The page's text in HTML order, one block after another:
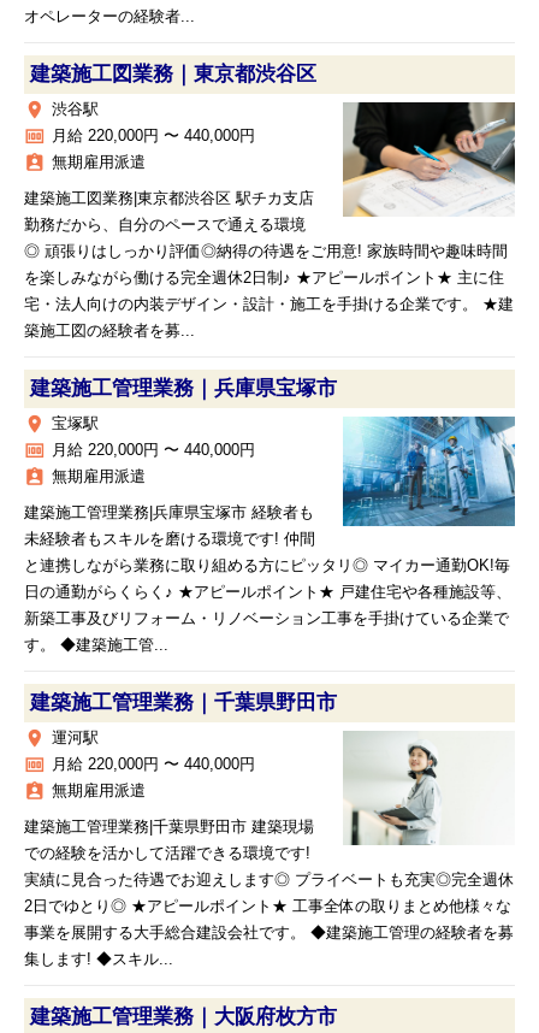
オペレーターの経験者...
建築施工図業務｜東京都渋谷区
place 渋谷駅
money 月給 220,000円 〜 440,000円
assignment_ind 無期雇用派遣
建築施工図業務|東京都渋谷区 駅チカ支店
勤務だから、自分のペースで通える環境
◎ 頑張りはしっかり評価◎納得の待遇をご用意! 家族時間や趣味時間
を楽しみながら働ける完全週休2日制♪ ★アピールポイント★ 主に住
宅・法人向けの内装デザイン・設計・施工を手掛ける企業です。 ★建
築施工図の経験者を募...
建築施工管理業務｜兵庫県宝塚市
place 宝塚駅
money 月給 220,000円 〜 440,000円
assignment_ind 無期雇用派遣
建築施工管理業務|兵庫県宝塚市 経験者も
未経験者もスキルを磨ける環境です! 仲間
と連携しながら業務に取り組める方にピッタリ◎ マイカー通勤OK!毎
日の通勤がらくらく♪ ★アピールポイント★ 戸建住宅や各種施設等、
新築工事及びリフォーム・リノベーション工事を手掛けている企業で
す。 ◆建築施工管...
建築施工管理業務｜千葉県野田市
place 運河駅
money 月給 220,000円 〜 440,000円
assignment_ind 無期雇用派遣
建築施工管理業務|千葉県野田市 建築現場
での経験を活かして活躍できる環境です!
実績に見合った待遇でお迎えします◎ プライベートも充実◎完全週休
2日でゆとり◎ ★アピールポイント★ 工事全体の取りまとめ他様々な
事業を展開する大手総合建設会社です。 ◆建築施工管理の経験者を募
集します! ◆スキル...
建築施工管理業務｜大阪府枚方市